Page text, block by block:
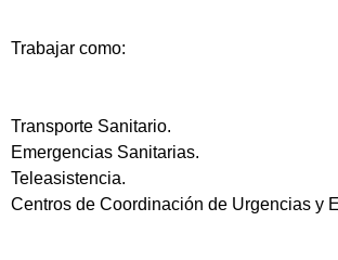
Trabajar como:
Transporte Sanitario.
Emergencias Sanitarias.
Teleasistencia.
Centros de Coordinación de Urgencias y